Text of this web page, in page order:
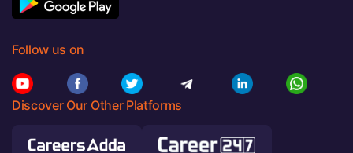
Follow us on
Discover Our Other Platforms